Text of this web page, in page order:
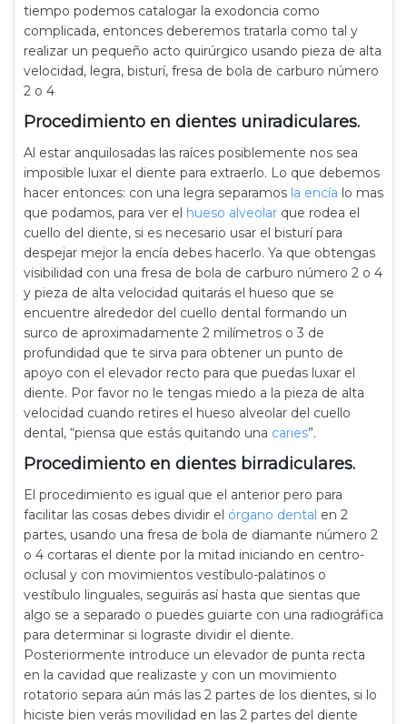
tiempo podemos catalogar la exodoncia como
complicada, entonces deberemos tratarla como tal y
realizar un pequeño acto quirúrgico usando pieza de alta
velocidad, legra, bisturí, fresa de bola de carburo número
2 o 4
Procedimiento en dientes uniradiculares.
Al estar anquilosadas las raíces posiblemente nos sea
imposible luxar el diente para extraerlo. Lo que debemos
hacer entonces: con una legra separamos la encía lo mas
que podamos, para ver el hueso alveolar que rodea el
cuello del diente, si es necesario usar el bisturí para
despejar mejor la encía debes hacerlo. Ya que obtengas
visibilidad con una fresa de bola de carburo número 2 o 4
y pieza de alta velocidad quitarás el hueso que se
encuentre alrededor del cuello dental formando un
surco de aproximadamente 2 milímetros o 3 de
profundidad que te sirva para obtener un punto de
apoyo con el elevador recto para que puedas luxar el
diente. Por favor no le tengas miedo a la pieza de alta
velocidad cuando retires el hueso alveolar del cuello
dental, “piensa que estás quitando una caries”.
Procedimiento en dientes birradiculares.
El procedimiento es igual que el anterior pero para
facilitar las cosas debes dividir el órgano dental en 2
partes, usando una fresa de bola de diamante número 2
o 4 cortaras el diente por la mitad iniciando en centro-
oclusal y con movimientos vestíbulo-palatinos o
vestíbulo linguales, seguirás así hasta que sientas que
algo se a separado o puedes guiarte con una radiográfica
para determinar si lograste dividir el diente.
Posteriormente introduce un elevador de punta recta
en la cavidad que realizaste y con un movimiento
rotatorio separa aún más las 2 partes de los dientes, si lo
hiciste bien verás movilidad en las 2 partes del diente